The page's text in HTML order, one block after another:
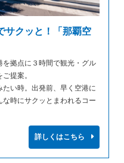
サクッと！「那覇空
拠点に３時間で観光・グル
提案。
い時。出発前、早く空港に
時にサクッとまわれるコー
詳しくはこちら